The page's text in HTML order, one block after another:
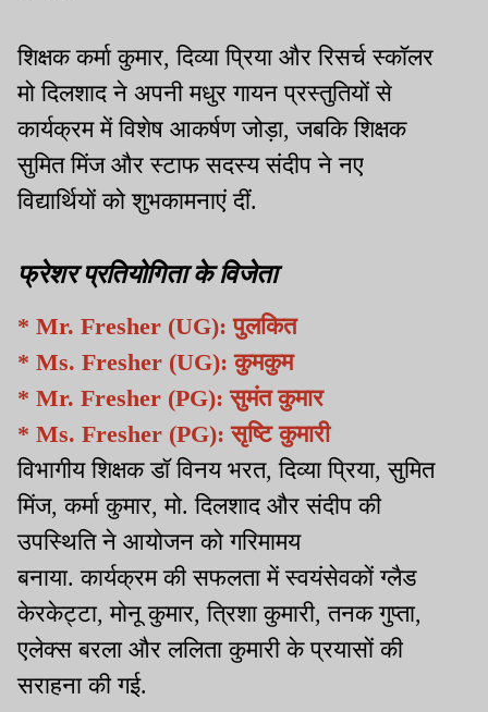
शिक्षक कर्मा कुमार, दिव्या प्रिया और रिसर्च स्कॉलर
मो दिलशाद ने अपनी मधुर गायन प्रस्तुतियों से
कार्यक्रम में विशेष आकर्षण जोड़ा, जबकि शिक्षक
सुमित मिंज और स्टाफ सदस्य संदीप ने नए
विद्यार्थियों को शुभकामनाएं दीं.
फ्रेशर प्रतियोगिता के विजेता
* Mr. Fresher (UG): पुलकित
* Ms. Fresher (UG): कुमकुम
* Mr. Fresher (PG): सुमंत कुमार
* Ms. Fresher (PG): सृष्टि कुमारी
विभागीय शिक्षक डॉ विनय भरत, दिव्या प्रिया, सुमित
मिंज, कर्मा कुमार, मो. दिलशाद और संदीप की
उपस्थिति ने आयोजन को गरिमामय
बनाया. कार्यक्रम की सफलता में स्वयंसेवकों ग्लैड
केरकेट्टा, मोनू कुमार, त्रिशा कुमारी, तनक गुप्ता,
एलेक्स बरला और ललिता कुमारी के प्रयासों की
सराहना की गई.